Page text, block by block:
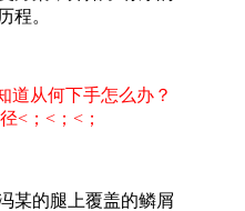
程。
道从何下手怎么办？
<；<；<；
某的腿上覆盖的鳞屑